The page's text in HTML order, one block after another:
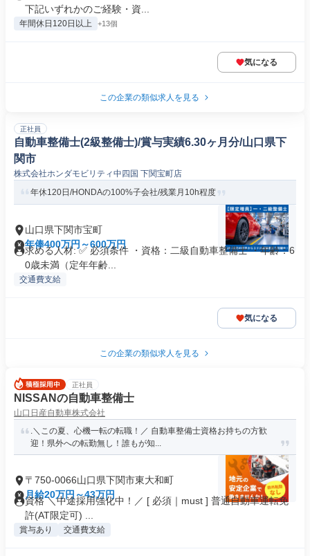
下記いずれかのご経験・資...
年間休日120日以上 +13個
気になる
この企業の類似求人を見る
正社員
自動車整備士(2級整備士)/賞与実績6.30ヶ月分/山口県下
関市
株式会社ホンダモビリティ中四国 下関宝町店
年休120日/HONDAの100%子会社/残業月10h程度
山口県下関市宝町
年俸400万円～600万円
求める人材: ✅ 必須条件 ・資格：二級自動車整備士 ・年齢：6
0歳未満（定年年齢...
交通費支給
気になる
この企業の類似求人を見る
正社員
NISSANの自動車整備士
山口日産自動車株式会社
.＼この夏、心機一転の転職！／ 自動車整備士資格お持ちの方歓
迎！県外への転勤無し！誰もが知...
〒750-0066山口県下関市東大和町
月給20万円～43万円
資格 ＼中途採用強化中！／ [ 必須｜must ] 普通自動車運転免
許(AT限定可) ...
賞与あり 交通費支給